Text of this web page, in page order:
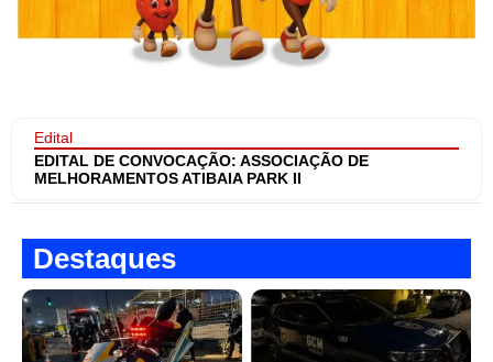
Edital
EDITAL DE CONVOCAÇÃO: ASSOCIAÇÃO DE
MELHORAMENTOS ATIBAIA PARK II
Destaques